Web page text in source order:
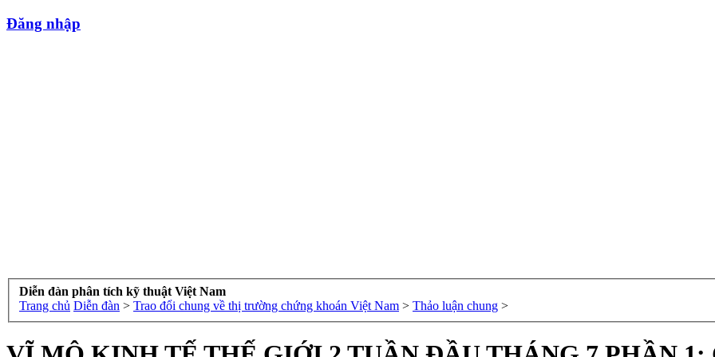
Đăng nhập
Diễn đàn phân tích kỹ thuật Việt Nam
Trang chủ Diễn đàn > Trao đổi chung về thị trường chứng khoán Việt Nam > Thảo luận chung >